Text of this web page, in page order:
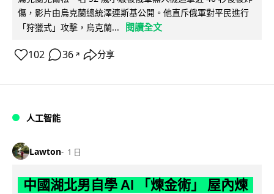
傷，影片由烏克蘭總統澤連斯基公開。他直斥俄軍對平民進行
「狩獵式」攻擊，烏克蘭...
閱讀全文
102 36 ↗ 分享
人工智能
Lawton 1 日
中國湖北男自學 AI 「煉金術」 屋內煉